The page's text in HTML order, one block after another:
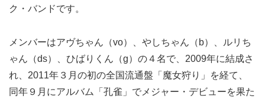
ク・バンドです。
メンバーはアヴちゃん（vo）、やしちゃん（b）、ルリち
ゃん（ds）、ひばりくん（g）の４名で、2009年に結成さ
れ、2011年３月の初の全国流通盤「魔女狩り」を経て、
同年９月にアルバム「孔雀」でメジャー・デビューを果た